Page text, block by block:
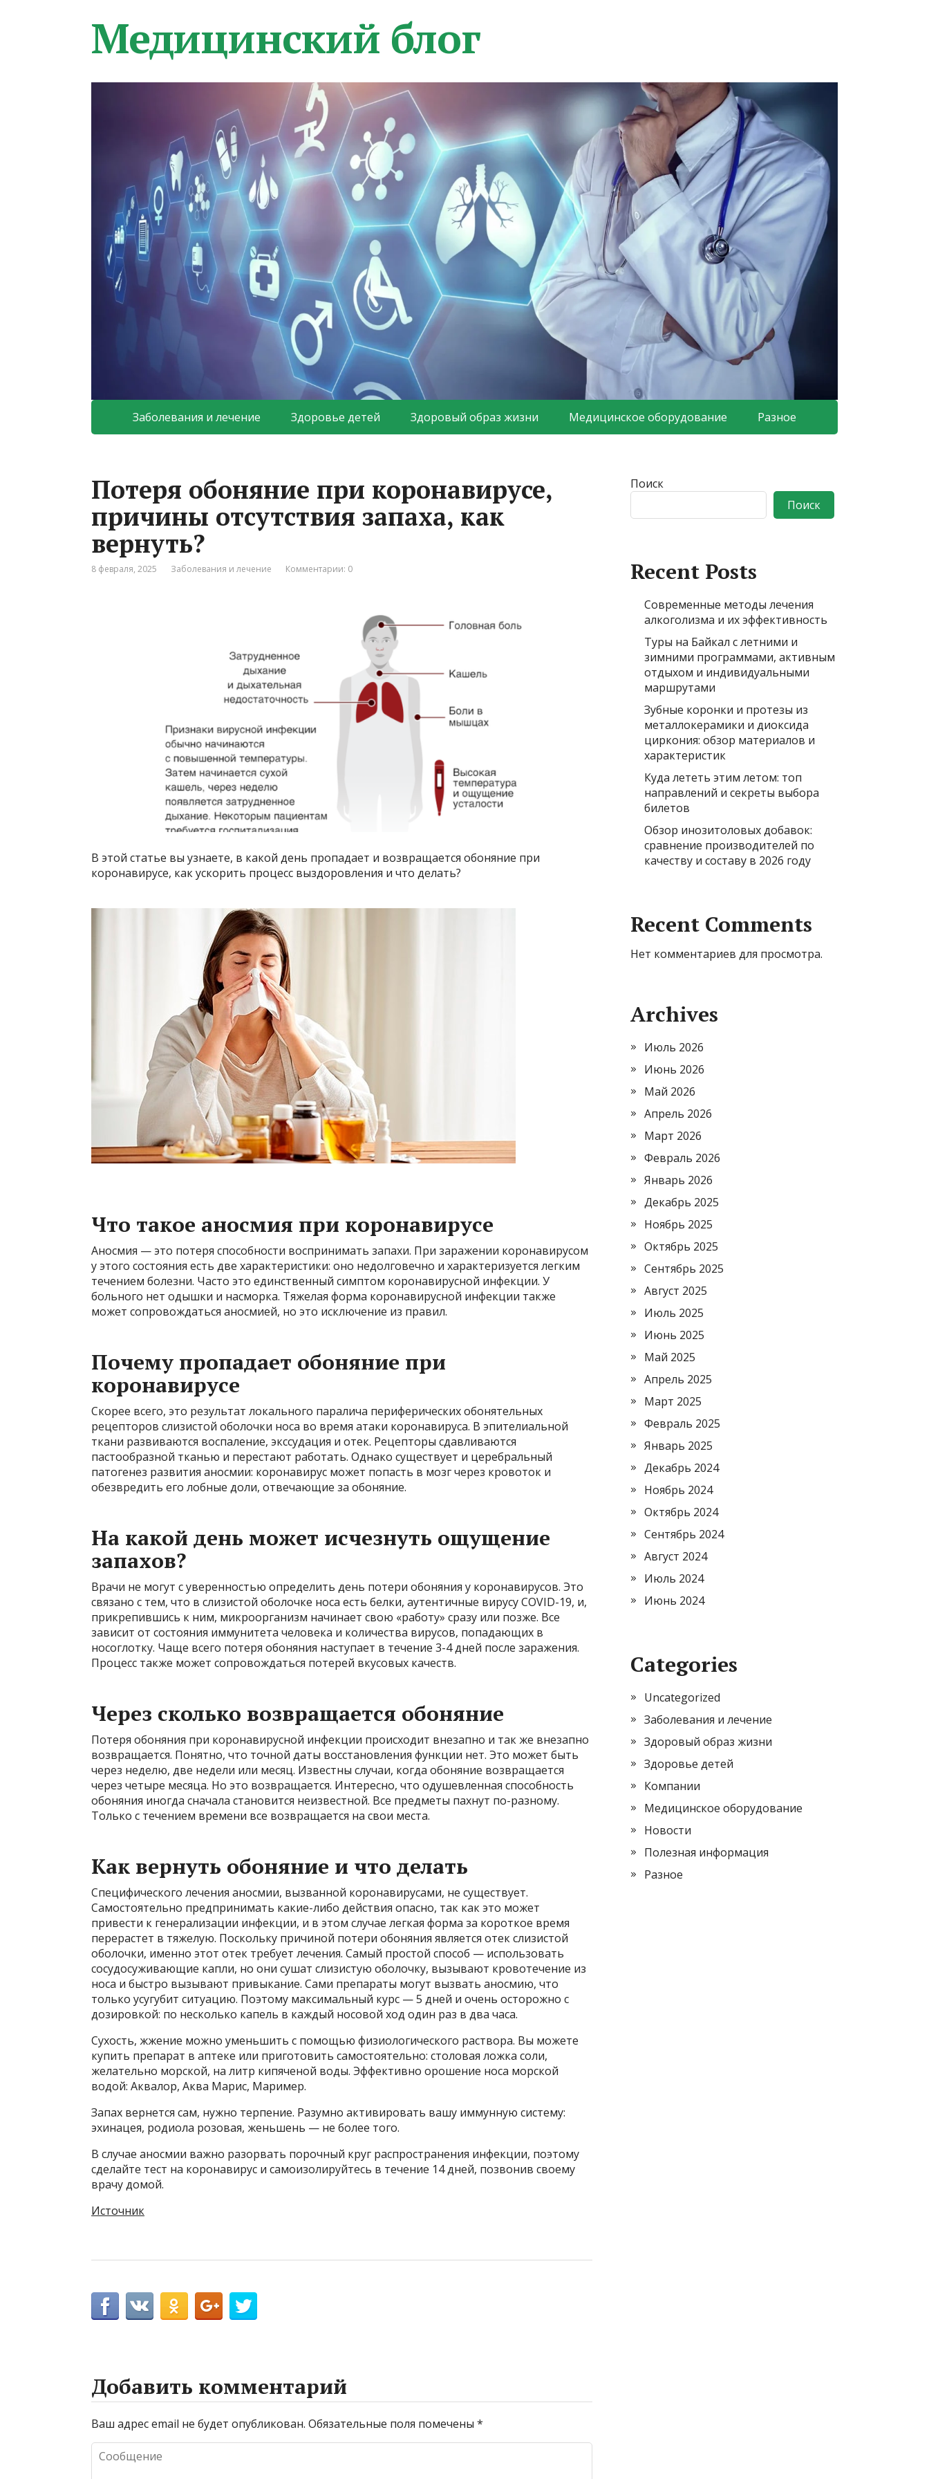
Медицинский блог
Заболевания и лечение Здоровье детей Здоровый образ жизни Медицинское оборудование Разное
Потеря обоняние при коронавирусе,
причины отсутствия запаха, как
вернуть?
8 февраля, 2025 Заболевания и лечение Комментарии: 0
В этой статье вы узнаете, в какой день пропадает и возвращается обоняние при
коронавирусе, как ускорить процесс выздоровления и что делать?
Что такое аносмия при коронавирусе
Аносмия — это потеря способности воспринимать запахи. При заражении коронавирусом
у этого состояния есть две характеристики: оно недолговечно и характеризуется легким
течением болезни. Часто это единственный симптом коронавирусной инфекции. У
больного нет одышки и насморка. Тяжелая форма коронавирусной инфекции также
может сопровождаться аносмией, но это исключение из правил.
Почему пропадает обоняние при
коронавирусе
Скорее всего, это результат локального паралича периферических обонятельных
рецепторов слизистой оболочки носа во время атаки коронавируса. В эпителиальной
ткани развиваются воспаление, экссудация и отек. Рецепторы сдавливаются
пастообразной тканью и перестают работать. Однако существует и церебральный
патогенез развития аносмии: коронавирус может попасть в мозг через кровоток и
обезвредить его лобные доли, отвечающие за обоняние.
На какой день может исчезнуть ощущение
запахов?
Врачи не могут с уверенностью определить день потери обоняния у коронавирусов. Это
связано с тем, что в слизистой оболочке носа есть белки, аутентичные вирусу COVID-19, и,
прикрепившись к ним, микроорганизм начинает свою «работу» сразу или позже. Все
зависит от состояния иммунитета человека и количества вирусов, попадающих в
носоглотку. Чаще всего потеря обоняния наступает в течение 3-4 дней после заражения.
Процесс также может сопровождаться потерей вкусовых качеств.
Через сколько возвращается обоняние
Потеря обоняния при коронавирусной инфекции происходит внезапно и так же внезапно
возвращается. Понятно, что точной даты восстановления функции нет. Это может быть
через неделю, две недели или месяц. Известны случаи, когда обоняние возвращается
через четыре месяца. Но это возвращается. Интересно, что одушевленная способность
обоняния иногда сначала становится неизвестной. Все предметы пахнут по-разному.
Только с течением времени все возвращается на свои места.
Как вернуть обоняние и что делать
Специфического лечения аносмии, вызванной коронавирусами, не существует.
Самостоятельно предпринимать какие-либо действия опасно, так как это может
привести к генерализации инфекции, и в этом случае легкая форма за короткое время
перерастет в тяжелую. Поскольку причиной потери обоняния является отек слизистой
оболочки, именно этот отек требует лечения. Самый простой способ — использовать
сосудосуживающие капли, но они сушат слизистую оболочку, вызывают кровотечение из
носа и быстро вызывают привыкание. Сами препараты могут вызвать аносмию, что
только усугубит ситуацию. Поэтому максимальный курс — 5 дней и очень осторожно с
дозировкой: по несколько капель в каждый носовой ход один раз в два часа.
Сухость, жжение можно уменьшить с помощью физиологического раствора. Вы можете
купить препарат в аптеке или приготовить самостоятельно: столовая ложка соли,
желательно морской, на литр кипяченой воды. Эффективно орошение носа морской
водой: Аквалор, Аква Марис, Маример.
Запах вернется сам, нужно терпение. Разумно активировать вашу иммунную систему:
эхинацея, родиола розовая, женьшень — не более того.
В случае аносмии важно разорвать порочный круг распространения инфекции, поэтому
сделайте тест на коронавирус и самоизолируйтесь в течение 14 дней, позвонив своему
врачу домой.
Источник
Добавить комментарий
Ваш адрес email не будет опубликован. Обязательные поля помечены *
Поиск
Поиск
Recent Posts
Современные методы лечения
алкоголизма и их эффективность
Туры на Байкал с летними и
зимними программами, активным
отдыхом и индивидуальными
маршрутами
Зубные коронки и протезы из
металлокерамики и диоксида
циркония: обзор материалов и
характеристик
Куда лететь этим летом: топ
направлений и секреты выбора
билетов
Обзор инозитоловых добавок:
сравнение производителей по
качеству и составу в 2026 году
Recent Comments
Нет комментариев для просмотра.
Archives
Июль 2026
Июнь 2026
Май 2026
Апрель 2026
Март 2026
Февраль 2026
Январь 2026
Декабрь 2025
Ноябрь 2025
Октябрь 2025
Сентябрь 2025
Август 2025
Июль 2025
Июнь 2025
Май 2025
Апрель 2025
Март 2025
Февраль 2025
Январь 2025
Декабрь 2024
Ноябрь 2024
Октябрь 2024
Сентябрь 2024
Август 2024
Июль 2024
Июнь 2024
Categories
Uncategorized
Заболевания и лечение
Здоровый образ жизни
Здоровье детей
Компании
Медицинское оборудование
Новости
Полезная информация
Разное